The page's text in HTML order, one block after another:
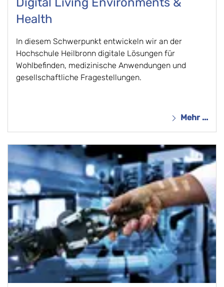
Health
In diesem Schwerpunkt entwickeln wir an der
Hochschule Heilbronn digitale Lösungen für
Wohlbefinden, medizinische Anwendungen und
gesellschaftliche Fragestellungen.
Mehr ...